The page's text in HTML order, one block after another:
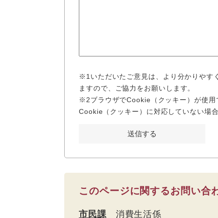
※1いただいたご意見は、より分かりやす
ますので、ご協力をお願いします。
※2ブラウザでCookie（クッキー）が使
Cookie（クッキー）に対応していない場
このページに関するお問い合
市民課消費生活係